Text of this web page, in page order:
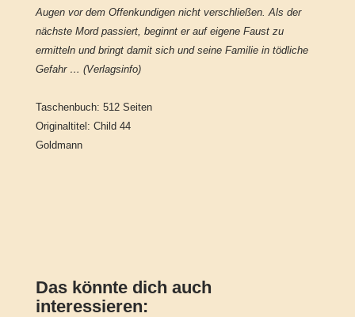
Augen vor dem Offenkundigen nicht verschließen. Als der
nächste Mord passiert, beginnt er auf eigene Faust zu
ermitteln und bringt damit sich und seine Familie in tödliche
Gefahr … (Verlagsinfo)
Taschenbuch: 512 Seiten
Originaltitel: Child 44
Goldmann
Das könnte dich auch
interessieren: